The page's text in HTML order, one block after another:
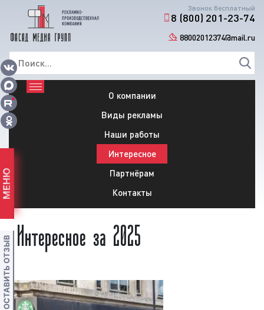
Звонок бесплатный
8 (800) 201-23-74
88002012374@mail.ru
О компании
Виды рекламы
Наши работы
Интересное
Партнёрам
Контакты
Интересное за 2025
МЕНЮ
ОСТАВИТЬ ОТЗЫВ